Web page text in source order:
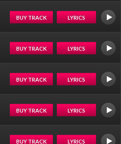
BUY TRACK LYRICS
BUY TRACK LYRICS
BUY TRACK LYRICS
BUY TRACK LYRICS
BUY TRACK LYRICS